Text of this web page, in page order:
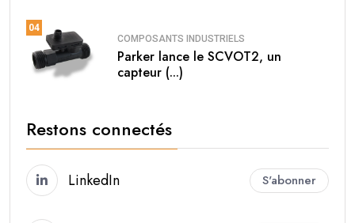
04
COMPOSANTS INDUSTRIELS
Parker lance le SCVOT2, un
capteur (...)
Restons connectés
LinkedIn S'abonner